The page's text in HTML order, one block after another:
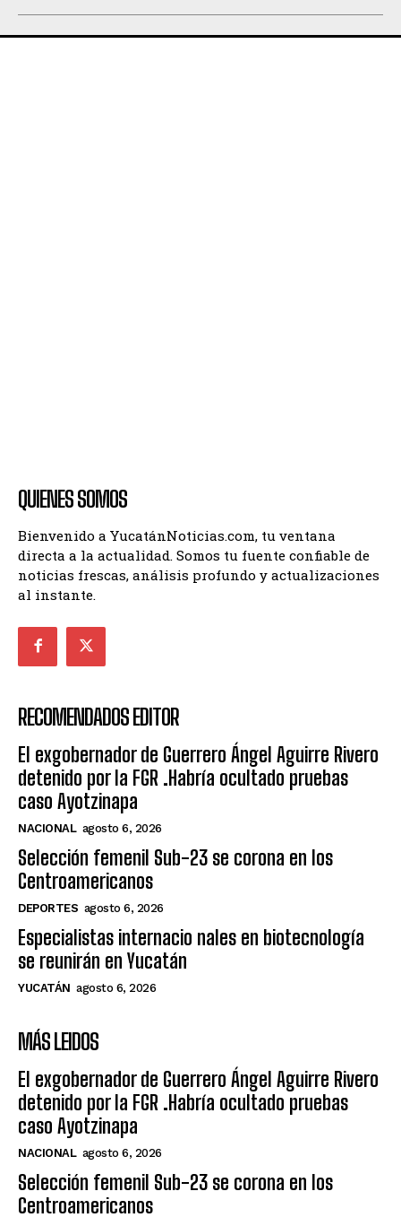
QUIENES SOMOS
Bienvenido a YucatánNoticias.com, tu ventana
directa a la actualidad. Somos tu fuente confiable de
noticias frescas, análisis profundo y actualizaciones
al instante.
RECOMENDADOS EDITOR
El exgobernador de Guerrero Ángel Aguirre Rivero
detenido por la FGR .Habría ocultado pruebas
caso Ayotzinapa
NACIONAL agosto 6, 2026
Selección femenil Sub-23 se corona en los
Centroamericanos
DEPORTES agosto 6, 2026
Especialistas internacio nales en biotecnología
se reunirán en Yucatán
YUCATÁN agosto 6, 2026
MÁS LEIDOS
El exgobernador de Guerrero Ángel Aguirre Rivero
detenido por la FGR .Habría ocultado pruebas
caso Ayotzinapa
NACIONAL agosto 6, 2026
Selección femenil Sub-23 se corona en los
Centroamericanos